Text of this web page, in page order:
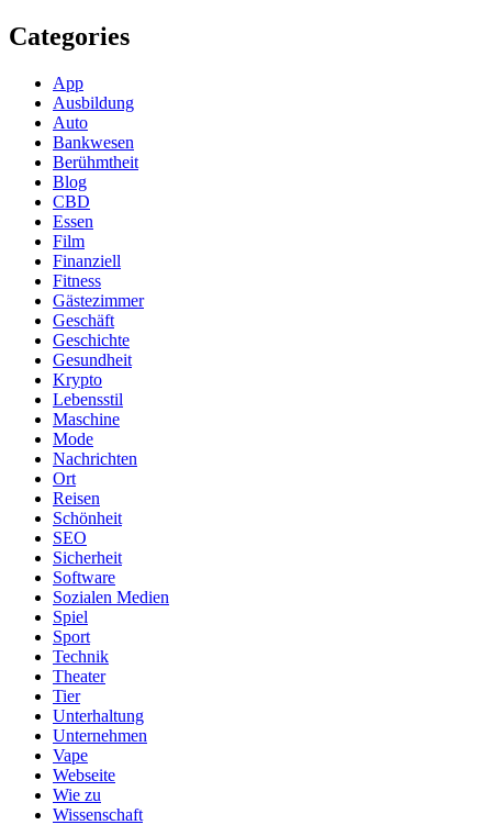
Categories
App
Ausbildung
Auto
Bankwesen
Berühmtheit
Blog
CBD
Essen
Film
Finanziell
Fitness
Gästezimmer
Geschäft
Geschichte
Gesundheit
Krypto
Lebensstil
Maschine
Mode
Nachrichten
Ort
Reisen
Schönheit
SEO
Sicherheit
Software
Sozialen Medien
Spiel
Sport
Technik
Theater
Tier
Unterhaltung
Unternehmen
Vape
Webseite
Wie zu
Wissenschaft